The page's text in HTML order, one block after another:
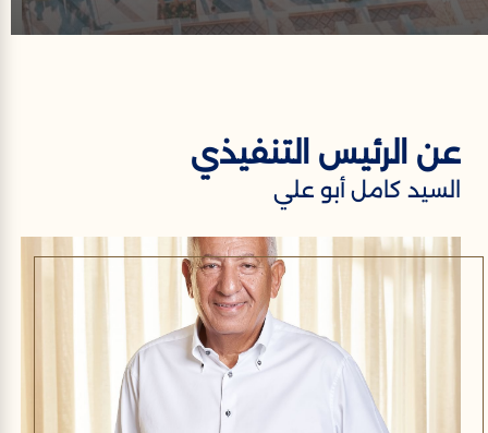
عن الرئيس التنفيذي
السيد كامل أبو علي